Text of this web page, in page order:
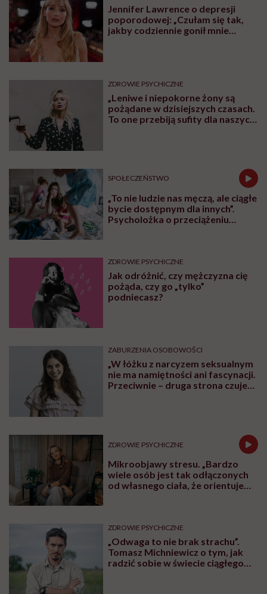
Jennifer Lawrence o depresji
poporodowej: „Czułam się tak,
jakby codziennie gonił mnie
ZDROWIE PSYCHICZNE
„Leniwe i niepokorne żony są
pożądane w dzisiejszych czasach.
To one przebiją sufity dla naszych
SPOŁECZEŃSTWO
„To nie ludzie nas męczą, ale ciągłe
bycie dostępnym dla innych”.
Psycholożka o przeciążeniu
ZDROWIE PSYCHICZNE
Jak odróżnić, czy mężczyzna cię
pożąda, czy go „tylko”
podniecasz?
ZABURZENIA OSOBOWOŚCI
„W łóżku z narcyzem seksualnym
nie ma namiętności ani fascynacji.
Przeciwnie – druga strona czuje
ZDROWIE PSYCHICZNE
Mikroobjawy stresu. „Bardzo
wiele osób jest tak odłączonych
od własnego ciała, że orientuje
ZDROWIE PSYCHICZNE
„Odwaga to nie brak strachu”.
Tomasz Michniewicz o tym, jak
radzić sobie w świecie ciągłego